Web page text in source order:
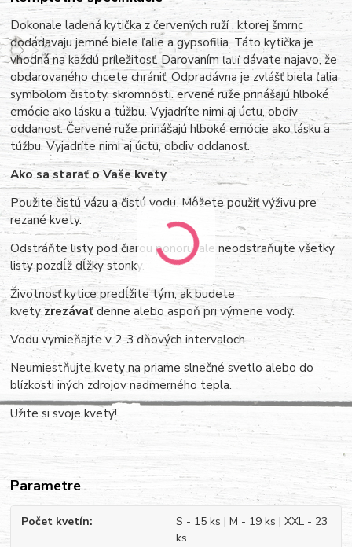
Dokonale ladená kytička z červených ruží , ktorej šmrnc
dodádavaju jemné biele ľalie a gypsofilia. Táto kytička je
vhodná na každú príležitosť. Darovaním ľaliídávate najavo, že
obdarovaného chcete chrániť. Odpradávna je zvlášť biela ľalia
symbolom čistoty, skromnosti. ervené ruže prinášajú hlboké
emócie ako lásku a túžbu. Vyjadríte nimi aj úctu, obdiv
oddanosť. Červené ruže prinášajú hlboké emócie ako lásku a
túžbu. Vyjadríte nimi aj úctu, obdiv oddanosť.
Ako sa starať o Vaše kvety
Použite čistú vázu a čistú vodu. Môžete použiť výživu pre
rezané kvety.
Odstráňte listy pod čiarou ponoru, ale neodstraňujte všetky
listy pozdĺž dĺžky stonky.
Životnosť kytice predĺžite tým, ak budete
kvetyzrezávaťdenne alebo aspoň pri výmene vody.
Vodu vymieňajte v 2-3 dňových intervaloch.
Neumiestňujte kvety na priame slnečné svetlo alebo do
blízkosti iných zdrojov nadmerného tepla.
Užite si svoje kvety!
Parametre
Počet kvetín
S - 15 ks | M - 19 ks | XXL - 23
ks